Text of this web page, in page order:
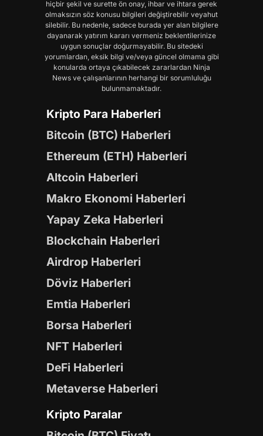
hiçbir şekil ve surette ön onay, ihbar ve ihtara gerek
olmaksızın söz konusu bilgileri değiştirebilir veyahut
silebilir. Bu nedenle, sadece burada yer alan bilgilere
dayanarak yatırım kararı vermeniz beklentilerinize
uygun sonuçlar doğurmayabilir. Bu sitedeki
yorumlardan, eksik bilgi ve/veya güncel olmama gibi
konularda ortaya çıkabilecek zararlardan Ninja
News ve çalışanlarının herhangi bir sorumluluğu
bulunmamaktadır.
Kripto Para Haberleri
Bitcoin (BTC) Haberleri
Ethereum (ETH) Haberleri
Altcoin Haberleri
Makro Ekonomi Haberleri
Yapay Zeka Haberleri
Blockchain Haberleri
Airdrop Haberleri
Döviz Haberleri
Emtia Haberleri
Borsa Haberleri
NFT Haberleri
DeFi Haberleri
Metaverse Haberleri
Kripto Paralar